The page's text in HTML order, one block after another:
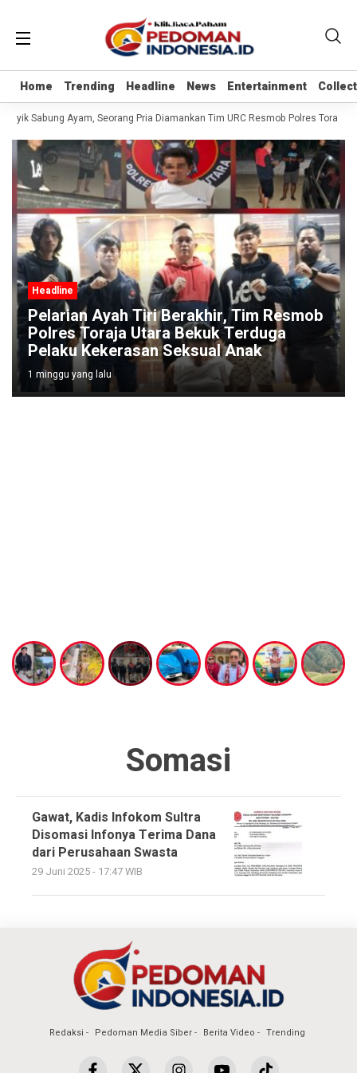
Home Trending Headline News Entertainment
Home Trending Headline News Entertainment
Sabung Ayam, Seorang Pria Diamankan Tim URC Resmob Polres Toraja
Headline
Pelarian Ayah Tiri Berakhir, Tim Resmob
Polres Toraja Utara Bekuk Terduga
Pelaku Kekerasan Seksual Anak
1 minggu yang lalu
Somasi
Gawat, Kadis Infokom Sultra
Disomasi Infonya Terima Dana
dari Perusahaan Swasta
29 Juni 2025 - 17:47 WIB
Redaksi Pedoman Media Siber Berita Video Trending